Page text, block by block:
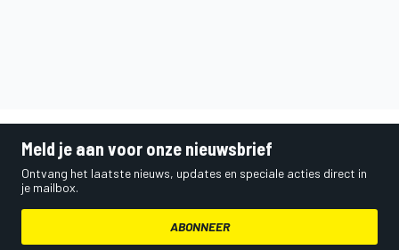
Meld je aan voor onze nieuwsbrief
Ontvang het laatste nieuws, updates en speciale acties direct in
je mailbox.
ABONNEER